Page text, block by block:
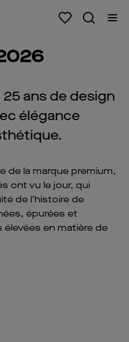
ans de design
élégance
de la marque premium,
ont vu le jour, qui
de l’histoire de
épurées et
en matière de